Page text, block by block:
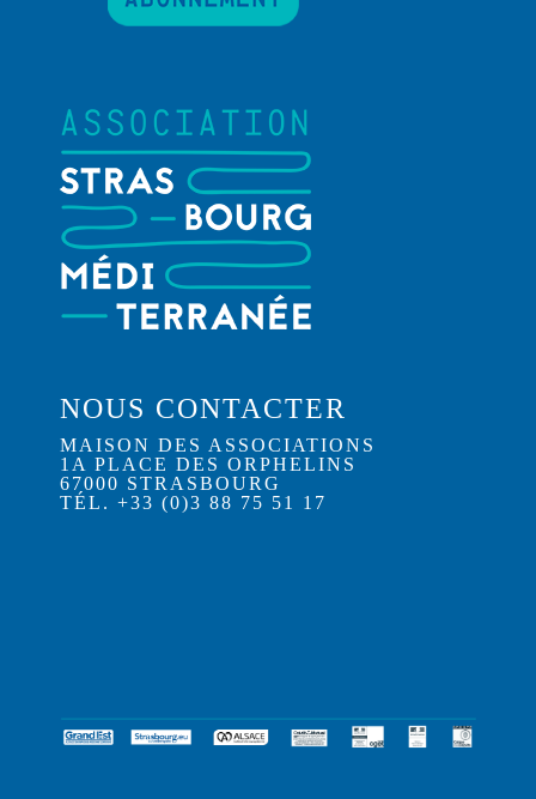
NOUS CONTACTER
MAISON DES ASSOCIATIONS
1A PLACE DES ORPHELINS
67000 STRASBOURG
TÉL. +33 (0)3 88 75 51 17